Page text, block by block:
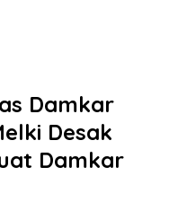
Damkar
Desak
Damkar